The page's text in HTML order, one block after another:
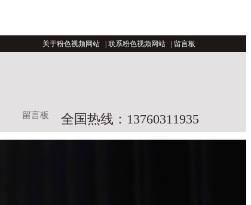
关于粉色视频网站 联系粉色视频网站 留言板
全国热线：13760311935
留言板